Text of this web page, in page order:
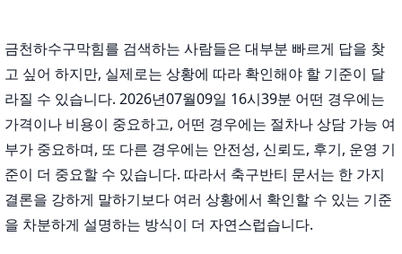
금천하수구막힘를 검색하는 사람들은 대부분 빠르게 답을 찾
고 싶어 하지만, 실제로는 상황에 따라 확인해야 할 기준이 달
라질 수 있습니다. 2026년07월09일 16시39분 어떤 경우에는
가격이나 비용이 중요하고, 어떤 경우에는 절차나 상담 가능 여
부가 중요하며, 또 다른 경우에는 안전성, 신뢰도, 후기, 운영 기
준이 더 중요할 수 있습니다. 따라서 축구반티 문서는 한 가지
결론을 강하게 말하기보다 여러 상황에서 확인할 수 있는 기준
을 차분하게 설명하는 방식이 더 자연스럽습니다.